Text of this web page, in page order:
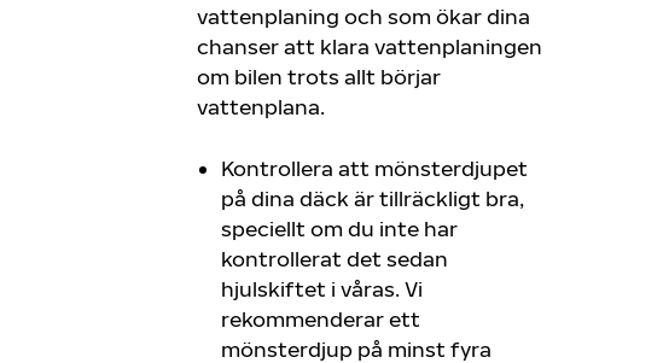
vattenplaning och som ökar dina
chanser att klara vattenplaningen
om bilen trots allt börjar
vattenplana.
Kontrollera att mönsterdjupet
på dina däck är tillräckligt bra,
speciellt om du inte har
kontrollerat det sedan
hjulskiftet i våras. Vi
rekommenderar ett
mönsterdjup på minst fyra